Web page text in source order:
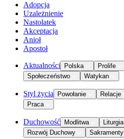
Adopcja
Uzależnienie
Nastolatek
Akceptacja
Anioł
Apostoł
Aktualności Polska Prolife
Społeczeństwo
Watykan
Styl życia Powołanie Relacje
Praca
Duchowość Modlitwa Liturgia
Rozwój Duchowy
Sakramenty